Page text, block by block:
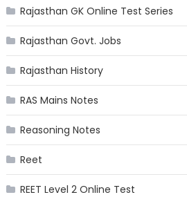
Rajasthan GK Online Test Series
Rajasthan Govt. Jobs
Rajasthan History
RAS Mains Notes
Reasoning Notes
Reet
REET Level 2 Online Test